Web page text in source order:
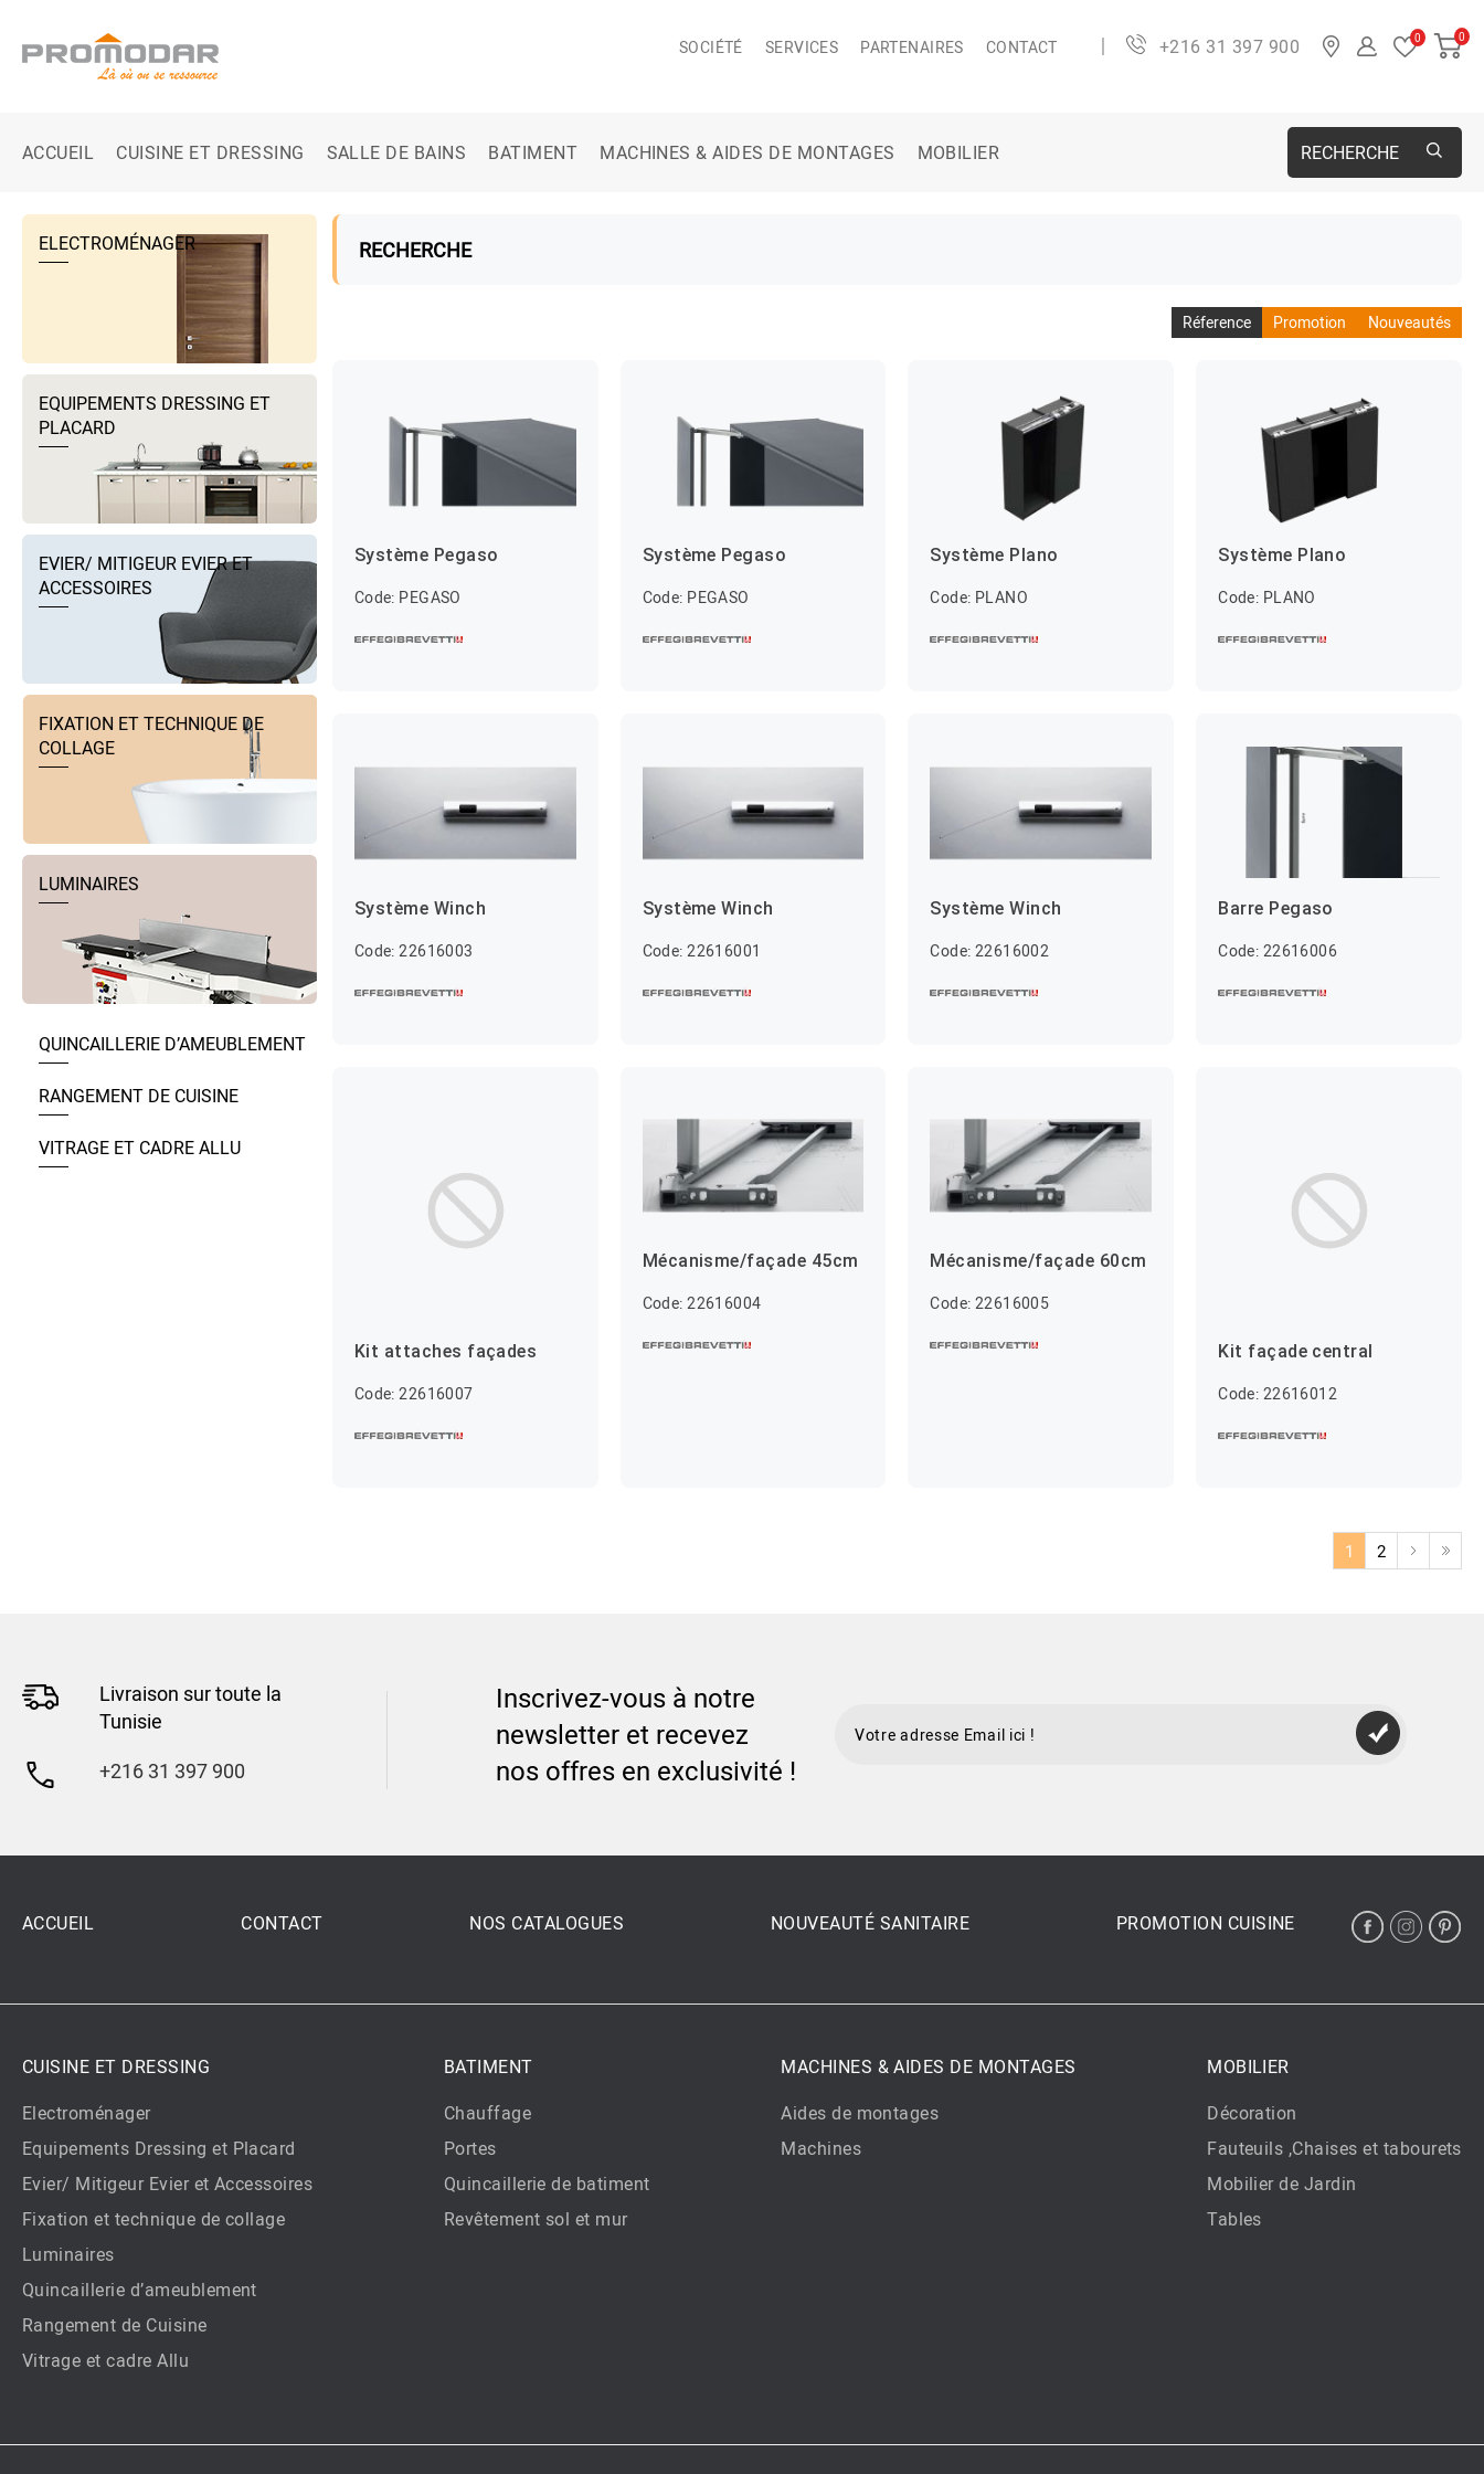
SOCIÉTÉ SERVICES PARTENAIRES CONTACT +216 31 397 900 0 0
ACCUEIL CUISINE ET DRESSING SALLE DE BAINS BATIMENT MACHINES & AIDES DE MONTAGES MOBILIER RECHERCHE
ELECTROMÉNAGER
EQUIPEMENTS DRESSING ET
PLACARD
EVIER/ MITIGEUR EVIER ET
ACCESSOIRES
FIXATION ET TECHNIQUE DE
COLLAGE
LUMINAIRES
QUINCAILLERIE D’AMEUBLEMENT
RANGEMENT DE CUISINE
VITRAGE ET CADRE ALLU
RECHERCHE
Réference Promotion Nouveautés
Système Pegaso
Code: PEGASO
Système Pegaso
Code: PEGASO
Système Plano
Code: PLANO
Système Plano
Code: PLANO
Système Winch
Code: 22616003
Système Winch
Code: 22616001
Système Winch
Code: 22616002
Barre Pegaso
Code: 22616006
Kit attaches façades
Code: 22616007
Mécanisme/façade 45cm
Code: 22616004
Mécanisme/façade 60cm
Code: 22616005
Kit façade central
Code: 22616012
1 2
Livraison sur toute la
Tunisie
+216 31 397 900
Inscrivez-vous à notre
newsletter et recevez
nos offres en exclusivité !
ACCUEIL CONTACT NOS CATALOGUES NOUVEAUTÉ SANITAIRE PROMOTION CUISINE
CUISINE ET DRESSING
Electroménager
Equipements Dressing et Placard
Evier/ Mitigeur Evier et Accessoires
Fixation et technique de collage
Luminaires
Quincaillerie d’ameublement
Rangement de Cuisine
Vitrage et cadre Allu
BATIMENT
Chauffage
Portes
Quincaillerie de batiment
Revêtement sol et mur
MACHINES & AIDES DE MONTAGES
Aides de montages
Machines
MOBILIER
Décoration
Fauteuils ,Chaises et tabourets
Mobilier de Jardin
Tables